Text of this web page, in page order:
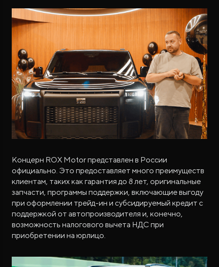
Концерн ROX Motor представлен в России
официально. Это предоставляет много преимуществ
клиентам, таких как гарантия до 8 лет, оригинальные
запчасти, программы поддержки, включающие выгоду
при оформлении трейд-ин и субсидируемый кредит с
поддержкой от автопроизводителя и, конечно,
возможность налогового вычета НДС при
приобретении на юрлицо.